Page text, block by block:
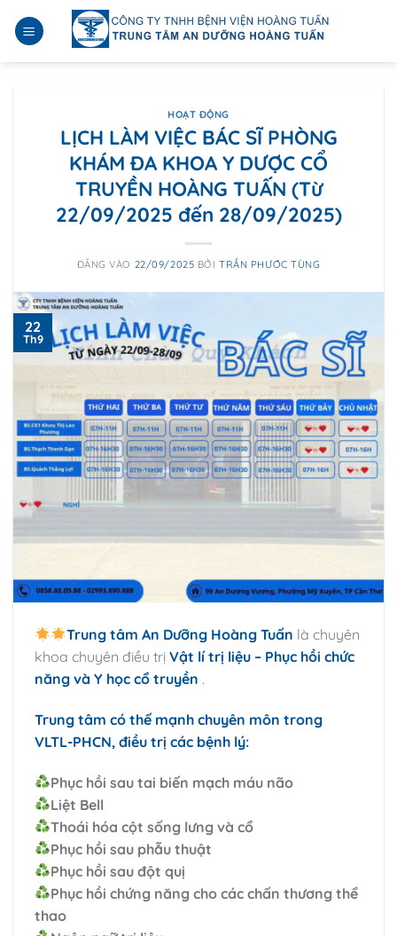
qua
HOẠT ĐỘNG
LỊCH LÀM VIỆC BÁC SĨ PHÒNG
KHÁM ĐA KHOA Y DƯỢC CỔ
TRUYỀN HOÀNG TUẤN (Từ
22/09/2025 đến 28/09/2025)
ĐĂNG VÀO 22/09/2025 BỞITRẦN PHƯỚC TÙNG
22
Th9
Trung tâm An Dưỡng Hoàng Tuấn là chuyên
khoa chuyên điều trị Vật lí trị liệu – Phục hồi chức
năng và Y học cổ truyền .
Trung tâm có thế mạnh chuyên môn trong
VLTL-PHCN, điều trị các bệnh lý:
Phục hồi sau tai biến mạch máu não
Liệt Bell
Thoái hóa cột sống lưng và cổ
Phục hồi sau phẫu thuật
Phục hồi sau đột quị
Phục hồi chứng năng cho các chấn thương thể
thao